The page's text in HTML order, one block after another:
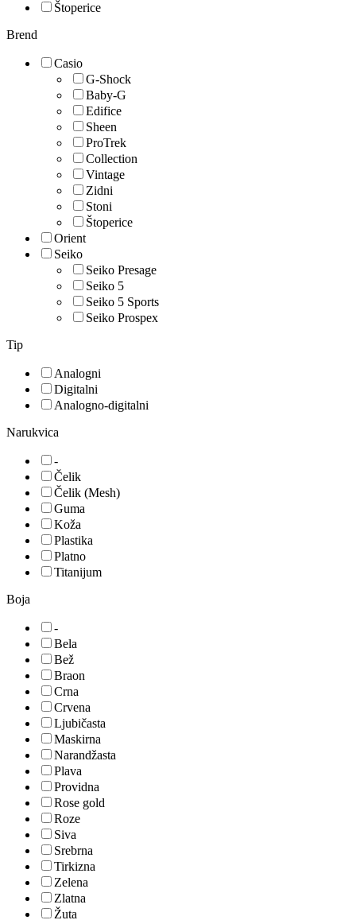
Štoperice
Brend
Casio
G-Shock
Baby-G
Edifice
Sheen
ProTrek
Collection
Vintage
Zidni
Stoni
Štoperice
Orient
Seiko
Seiko Presage
Seiko 5
Seiko 5 Sports
Seiko Prospex
Tip
Analogni
Digitalni
Analogno-digitalni
Narukvica
-
Čelik
Čelik (Mesh)
Guma
Koža
Plastika
Platno
Titanijum
Boja
-
Bela
Bež
Braon
Crna
Crvena
Ljubičasta
Maskirna
Narandžasta
Plava
Providna
Rose gold
Roze
Siva
Srebrna
Tirkizna
Zelena
Zlatna
Žuta